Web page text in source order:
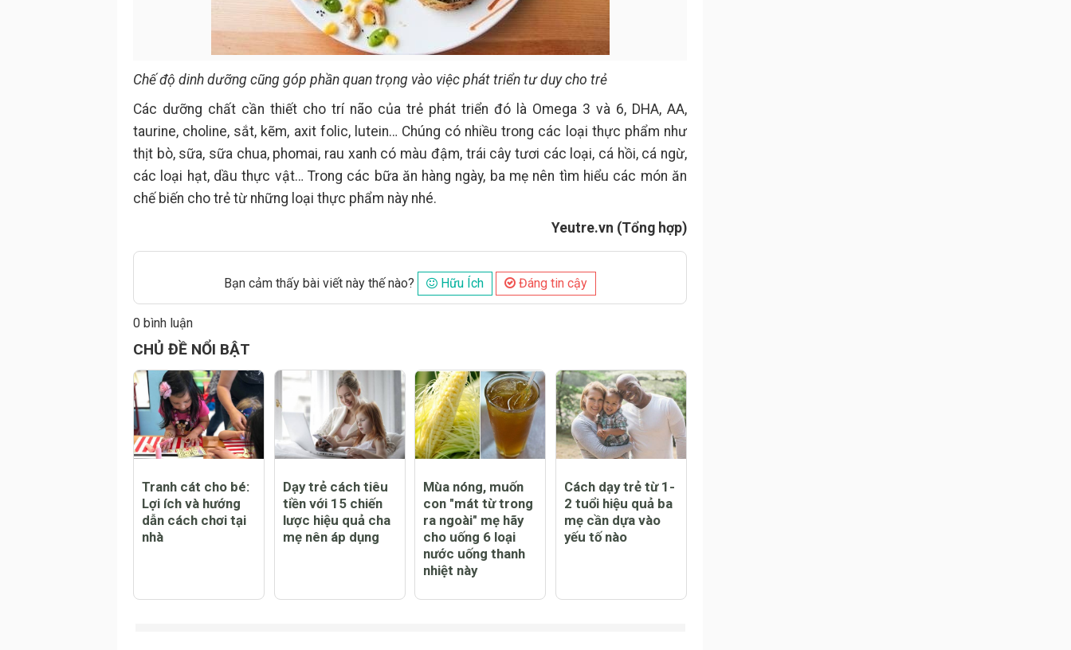
Chế độ dinh dưỡng cũng góp phần quan trọng vào việc phát triển tư duy cho trẻ
Các dưỡng chất cần thiết cho trí não của trẻ phát triển đó là Omega 3 và 6, DHA, AA,
taurine, choline, sắt, kẽm, axit folic, lutein… Chúng có nhiều trong các loại thực phẩm như
thịt bò, sữa, sữa chua, phomai, rau xanh có màu đậm, trái cây tươi các loại, cá hồi, cá ngừ,
các loại hạt, dầu thực vật… Trong các bữa ăn hàng ngày, ba mẹ nên tìm hiểu các món ăn
chế biến cho trẻ từ những loại thực phẩm này nhé.
Yeutre.vn (Tổng hợp)
Bạn cảm thấy bài viết này thế nào? Hữu Ích Đáng tin cậy
0 bình luận
CHỦ ĐỀ NỔI BẬT
nhà
mẹ nên áp dụng
Mùa nóng, muốn
con "mát từ trong
cho uống 6 loại
yếu tố nào